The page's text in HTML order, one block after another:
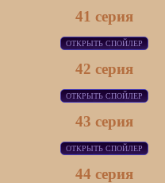
41 серия
42 серия
43 серия
44 серия